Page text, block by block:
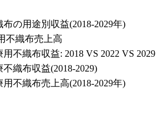
の用途別収益(2018-2029年)
不織布売上高
不織布収益: 2018 VS 2022 VS 2029
織布収益(2018-2029)
不織布売上高(2018-2029年)